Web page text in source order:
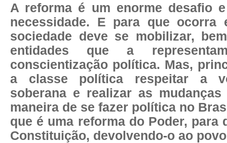
A reforma é um enorme desafio
necessidade. E para que ocorra
sociedade deve se mobilizar,
entidades que a
conscientização política. Mas,
a classe política respeitar a
soberana e realizar as
maneira de se fazer política no
que é uma reforma do Poder, para
Constituição, devolvendo-o ao